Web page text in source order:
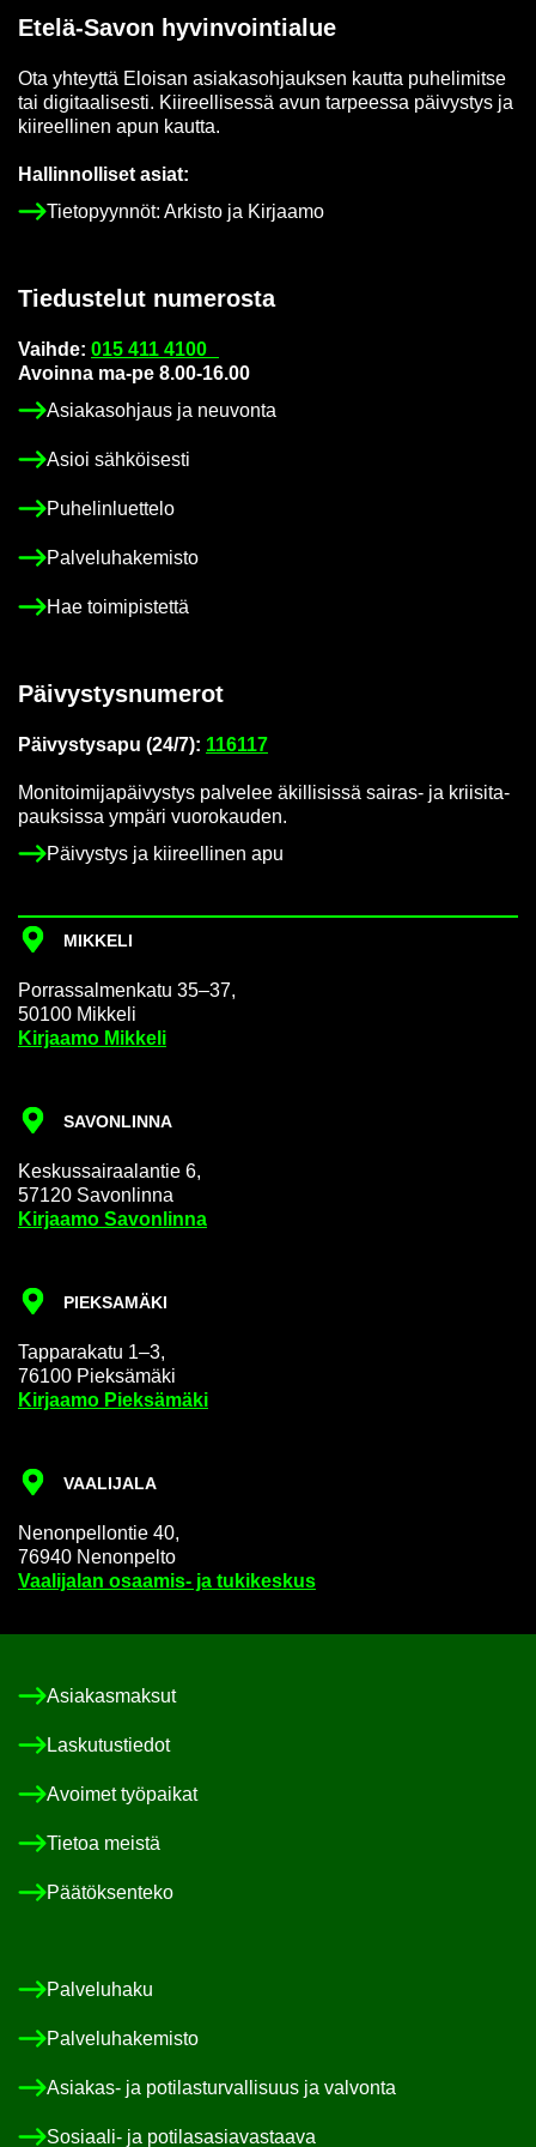
Etelä-​Savon hy­vin­voin­tia­lue
Ota yh­teyt­tä Eloi­san asia­kas­oh­jauk­sen kaut­ta pu­he­li­mit­se
tai di­gi­taa­li­ses­ti. Kii­reel­li­ses­sä avun tar­pees­sa päi­vys­tys ja
kii­reel­li­nen apun kaut­ta.
Hal­lin­nol­li­set asiat:
Tie­to­pyyn­nöt: Ar­kis­to ja Kir­jaa­mo
Tie­dus­te­lut nu­me­ros­ta
Vaih­de: 015 411 4100
Avoin­na ma-pe 8.00-16.00
Asia­kas­oh­jaus ja neu­von­ta
Asioi säh­köi­ses­ti
Pu­he­lin­luet­te­lo
Pal­ve­lu­ha­ke­mis­to
Hae toi­mi­pis­tet­tä
Päi­vys­tys­nu­me­rot
Päi­vys­tys­a­pu (24/7): 116117
Mo­ni­toi­mi­ja­päi­vys­tys pal­ve­lee äkil­li­sis­sä sairas-​ ja krii­si­ta­
pauk­sis­sa ym­pä­ri vuo­ro­kau­den.
Päi­vys­tys ja kii­reel­li­nen apu
MIK­KE­LI
Por­ras­sal­men­ka­tu 35–37,
50100 Mik­ke­li
Kir­jaa­mo Mik­ke­li
SA­VON­LIN­NA
Kes­kus­sai­raa­lan­tie 6,
57120 Sa­von­lin­na
Kir­jaa­mo Sa­von­lin­na
PIEK­SA­MÄ­KI
Tap­pa­ra­ka­tu 1–3,
76100 Piek­sä­mä­ki
Kir­jaa­mo Piek­sä­mä­ki
VAA­LI­JA­LA
Ne­non­pel­lon­tie 40,
76940 Ne­non­pel­to
Vaa­li­ja­lan osaamis-​ ja tu­ki­kes­kus
Asia­kas­mak­sut
Las­ku­tus­tie­dot
Avoi­met työ­pai­kat
Tie­toa meis­tä
Pää­tök­sen­te­ko
Pal­ve­lu­ha­ku
Pal­ve­lu­ha­ke­mis­to
Asiakas-​ ja po­ti­las­tur­val­li­suus ja val­von­ta
Sosiaali-​ ja po­ti­las­asia­vas­taa­va